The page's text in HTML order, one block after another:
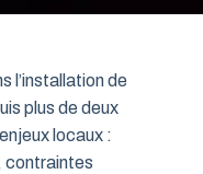
l’installation de
plus de deux
locaux :
contraintes